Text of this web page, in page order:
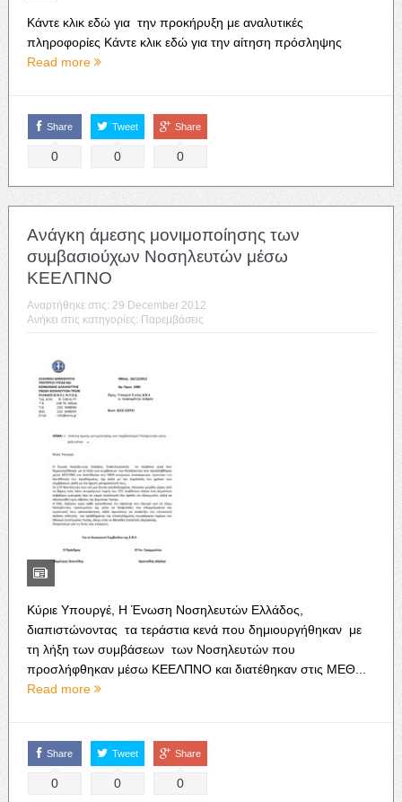
Κάντε κλικ εδώ για την προκήρυξη με αναλυτικές
πληροφορίες Κάντε κλικ εδώ για την αίτηση πρόσληψης
Read more
Share
0
Tweet
0
Share
0
Ανάγκη άμεσης μονιμοποίησης των
συμβασιούχων Νοσηλευτών μέσω
ΚΕΕΛΠΝΟ
Αναρτήθηκε στις: 29 December 2012
Ανήκει στις κατηγορίες: Παρεμβάσεις
Κύριε Υπουργέ, Η Ένωση Νοσηλευτών Ελλάδος,
διαπιστώνοντας τα τεράστια κενά που δημιουργήθηκαν με
τη λήξη των συμβάσεων των Νοσηλευτών που
προσλήφθηκαν μέσω ΚΕΕΛΠΝΟ και διατέθηκαν στις ΜΕΘ...
Read more
Share
0
Tweet
0
Share
0